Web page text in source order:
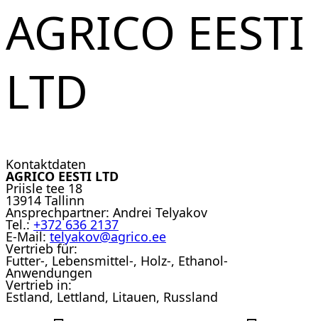
AGRICO EESTI
LTD
Kontaktdaten
AGRICO EESTI LTD
Priisle tee 18
13914 Tallinn
Ansprechpartner: Andrei Telyakov
Tel.: +372 636 2137
E-Mail: telyakov@agrico.ee
Vertrieb für:
Futter-, Lebensmittel-, Holz-, Ethanol-
Anwendungen
Vertrieb in:
Estland, Lettland, Litauen, Russland